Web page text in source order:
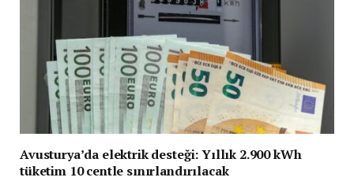
Avusturya’da elektrik desteği: Yıllık 2.900 kWh
tüketim 10 centle sınırlandırılacak